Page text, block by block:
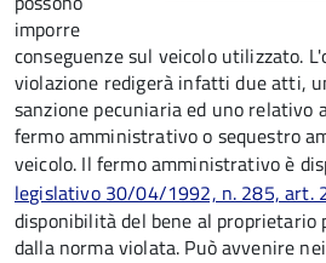
imporre
conseguenze sul veicolo utilizzato.
violazione redigerà infatti due atti,
sanzione pecuniaria ed uno relativo
fermo amministrativo o sequestro
veicolo. Il fermo amministrativo è
legislativo 30/04/1992, n. 285, art.
disponibilità del bene al
dalla norma violata. Può avvenire